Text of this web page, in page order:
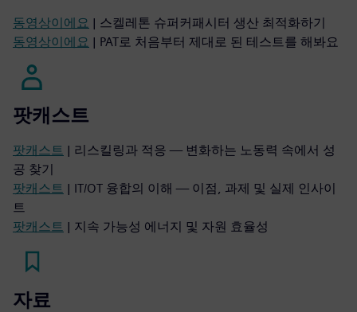
동영상이에요 | 스켈레톤 슈퍼커패시터 생산 최적화하기
동영상이에요 | PAT로 처음부터 제대로 된 테스트를 해봐요
팟캐스트
팟캐스트 | 리스킬링과 적응 — 변화하는 노동력 속에서 성
공 찾기
팟캐스트 | IT/OT 융합의 이해 — 이점, 과제 및 실제 인사이
트
팟캐스트 | 지속 가능성 에너지 및 자원 효율성
자료